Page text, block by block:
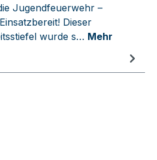
Jugendfeuerwehr –
Dieser
wurde s… Mehr